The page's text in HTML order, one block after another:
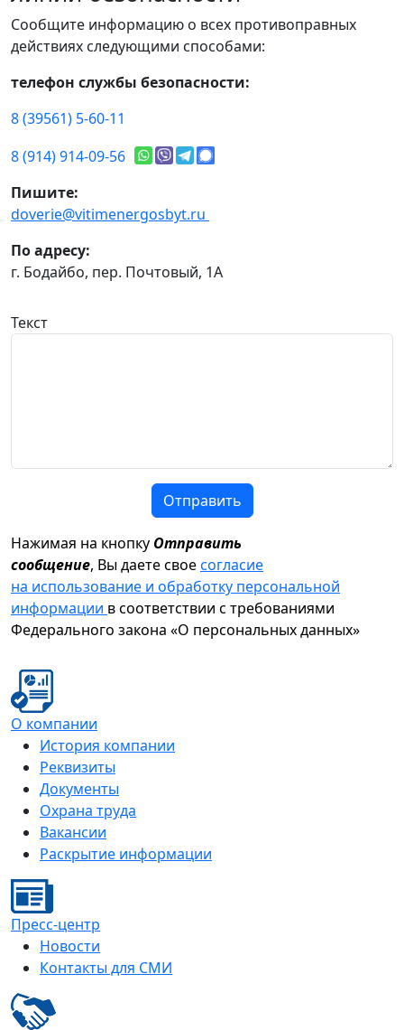
Сообщите информацию о всех противоправных
действиях следующими способами:
телефон службы безопасности:
8 (39561) 5-60-11
8 (914) 914-09-56
Пишите:
doverie@vitimenergosbyt.ru
По адресу:
г. Бодайбо, пер. Почтовый, 1А
Текст
Отправить
Нажимая на кнопку Отправить
сообщение, Вы даете своесогласие
на использование и обработку персональной
информации в соответствии с требованиями
Федерального закона «О персональных данных»
О компании
История компании
Реквизиты
Документы
Охрана труда
Вакансии
Раскрытие информации
Пресс-центр
Новости
Контакты для СМИ